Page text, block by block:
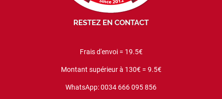
RESTEZ EN CONTACT
Frais d'envoi = 19.5€
Montant supérieur à 130€ = 9.5€
WhatsApp: 0034 666 095 856